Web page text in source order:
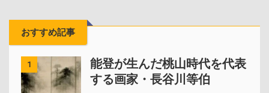
おすすめ記事
1
能登が生んだ桃山時代を代表
する画家・長谷川等伯